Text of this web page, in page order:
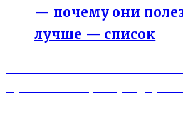
— почему они
лучше — список
Навигация
по